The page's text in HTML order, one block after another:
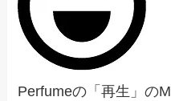
Perfumeの「再生」の